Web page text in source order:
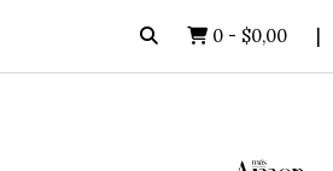
0 - $0,00